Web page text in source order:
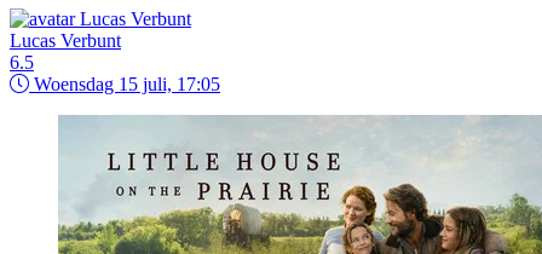
Lucas Verbunt
6.5
Woensdag 15 juli, 17:05